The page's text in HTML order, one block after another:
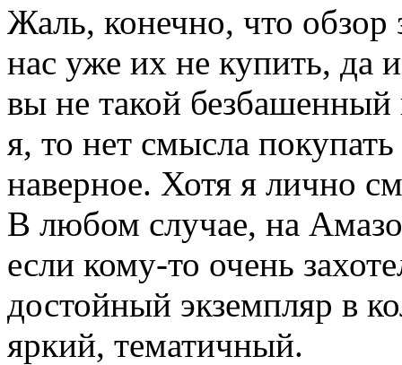
Жаль, конечно, что обзор
нас уже их не купить, да
вы не такой
я, то нет смысла
наверное. Хотя я лично
В любом случае, на
если кому-то очень
достойный экземпляр в
яркий, тематичный.